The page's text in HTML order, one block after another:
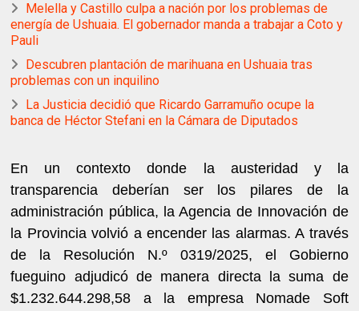
Melella y Castillo culpa a nación por los problemas de
energía de Ushuaia. El gobernador manda a trabajar a Coto y
Pauli
Descubren plantación de marihuana en Ushuaia tras
problemas con un inquilino
La Justicia decidió que Ricardo Garramuño ocupe la
banca de Héctor Stefani en la Cámara de Diputados
En un contexto donde la austeridad y la
transparencia deberían ser los pilares de la
administración pública, la Agencia de Innovación de
la Provincia volvió a encender las alarmas. A través
de la Resolución N.º 0319/2025, el Gobierno
fueguino adjudicó de manera directa la suma de
$1.232.644.298,58 a la empresa Nomade Soft